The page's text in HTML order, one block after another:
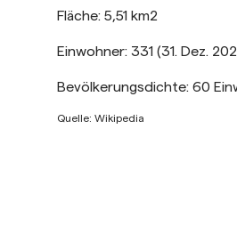
Fläche: 5,51 km2
Einwohner: 331 (31. Dez.
Bevölkerungsdichte: 60
Quelle: Wikipedia